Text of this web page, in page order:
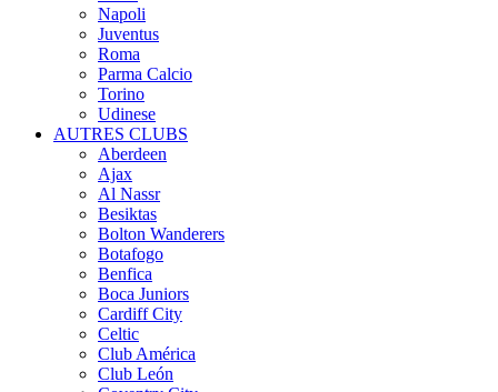
Napoli
Juventus
Roma
Parma Calcio
Torino
Udinese
AUTRES CLUBS
Aberdeen
Ajax
Al Nassr
Besiktas
Bolton Wanderers
Botafogo
Benfica
Boca Juniors
Cardiff City
Celtic
Club América
Club León